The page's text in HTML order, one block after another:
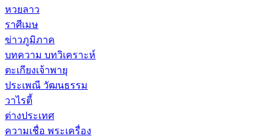
หวยลาว
ราศีเมษ
ข่าวภูมิภาค
บทความ บทวิเคราะห์
ตะเกียงเจ้าพายุ
ประเพณี วัฒนธรรม
วาไรตี้
ต่างประเทศ
ความเชื่อ พระเครื่อง